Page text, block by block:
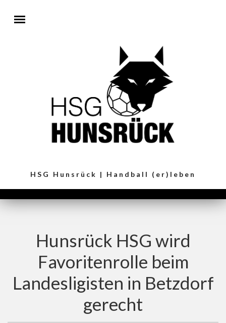
HSG Hunsrück | Handball (er)leben
Hunsrück HSG wird
Favoritenrolle beim
Landesligisten in Betzdorf
gerecht